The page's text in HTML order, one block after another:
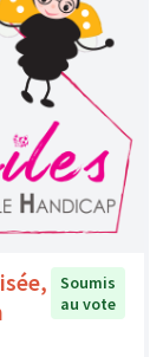
Soumis
au vote